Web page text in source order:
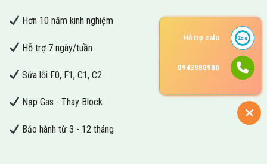
Hơn 10 năm kinh nghiệm
Hỗ trợ 7 ngày/tuần
Sửa lỗi F0, F1, C1, C2
Nạp Gas - Thay Block
Bảo hành từ 3 - 12 tháng
Hỗ trợ zalo
0943980980